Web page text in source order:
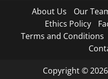
About Us Our
Ethics Policy
Terms and Conditions
Copyright ©